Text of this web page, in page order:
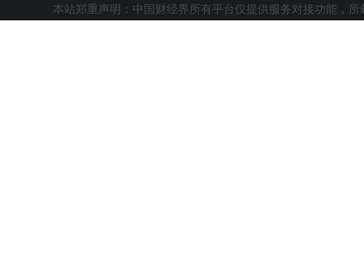
本站郑重声明：中国财经界所有平台仅提供服务对接功能，